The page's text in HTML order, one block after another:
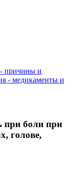
причины и
- медикаменты и
при боли при
голове,